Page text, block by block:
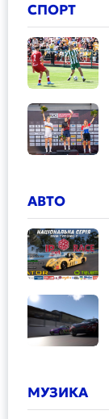
СПОРТ
АВТО
МУЗИКА